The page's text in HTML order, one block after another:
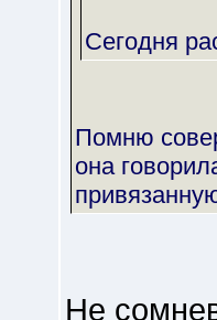
Сегодня
Помню
она
Не